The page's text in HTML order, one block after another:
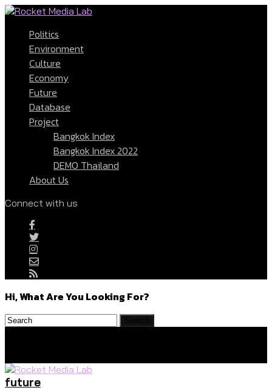
Politics
Environment
Culture
Economy
Future
Database
Project
Bangkok Index
Bangkok Index 2022
DEMO Thailand
About Us
Connect with us
Hi, What Are You Looking For?
future